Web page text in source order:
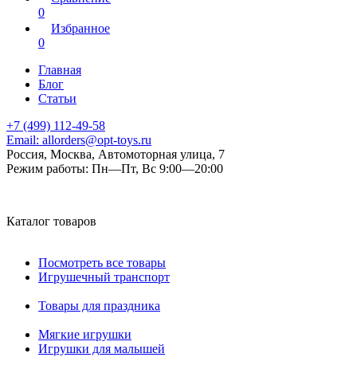
0
Избранное
0
Главная
Блог
Статьи
+7 (499) 112-49-58
Email: allorders@opt-toys.ru
Россия, Москва, Автомоторная улица, 7
Режим работы: Пн—Пт, Вс 9:00—20:00
Каталог товаров
Посмотреть все товары
Игрушечный транспорт
Товары для праздника
Мягкие игрушки
Игрушки для малышей